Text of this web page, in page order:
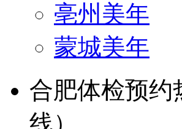
亳州美年
蒙城美年
合肥体检预约
线）